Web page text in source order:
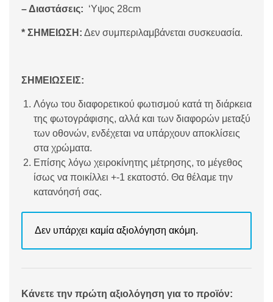
– Διαστάσεις: ‘Yψος 28cm
* ΣΗΜΕΙΩΣΗ: Δεν συμπεριλαμβάνεται συσκευασία.
ΣΗΜΕΙΩΣΕΙΣ:
Λόγω του διαφορετικού φωτισμού κατά τη διάρκεια
της φωτογράφισης, αλλά και των διαφορών μεταξύ
των οθονών, ενδέχεται να υπάρχουν αποκλίσεις
στα χρώματα.
Επίσης λόγω χειροκίνητης μέτρησης, το μέγεθος
ίσως να ποικίλλει +-1 εκατοστό. Θα θέλαμε την
κατανόησή σας.
Δεν υπάρχει καμία αξιολόγηση ακόμη.
Κάνετε την πρώτη αξιολόγηση για το προϊόν: